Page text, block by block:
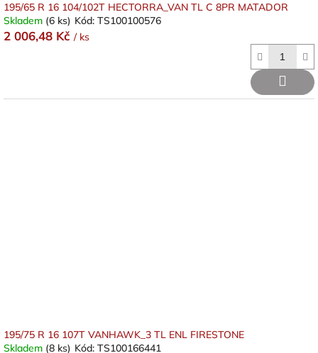
195/65 R 16 104/102T HECTORRA_VAN TL C 8PR MATADOR
Skladem (6 ks) Kód: TS100100576
2 006,48 Kč / ks
195/75 R 16 107T VANHAWK_3 TL ENL FIRESTONE
Skladem (8 ks) Kód: TS100166441